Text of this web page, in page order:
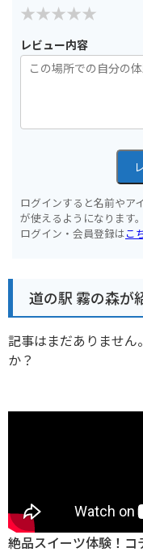
レビュー内容
ログインすると名前やア
が使えるようになります。
ログイン・会員登録はこ
道の駅 霧の森が
記事はまだありませ
か？
絶品スイーツ体験！